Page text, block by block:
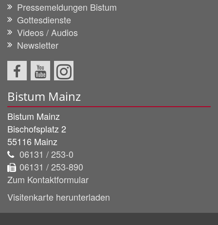
Pressemeldungen Bistum
Gottesdienste
Videos / Audios
Newsletter
Bistum Mainz
Bistum Mainz
Bischofsplatz 2
55116 Mainz
06131 / 253-0
06131 / 253-890
Zum Kontaktformular
Visitenkarte herunterladen